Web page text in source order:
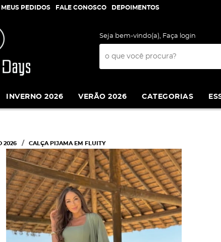
MEUS PEDIDOS FALE CONOSCO DEPOIMENTOS
Seja bem-vindo(a), Faça login
INVERNO 2026 VERÃO 2026 CATEGORIAS
2026 CALÇA PIJAMA EM FLUITY